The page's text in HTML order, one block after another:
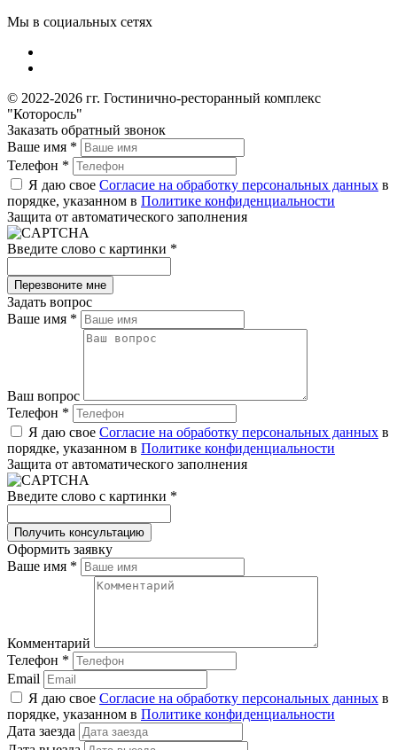
Мы в социальных сетях
© 2022-2026 гг. Гостинично-ресторанный комплекс
"Которосль"
Заказать обратный звонок
Ваше имя *
Телефон *
Я даю свое Согласие на обработку персональных данных в
порядке, указанном в Политике конфиденциальности
Защита от автоматического заполнения
Введите слово с картинки *
Задать вопрос
Ваше имя *
Ваш вопрос
Телефон *
Я даю свое Согласие на обработку персональных данных в
порядке, указанном в Политике конфиденциальности
Защита от автоматического заполнения
Введите слово с картинки *
Оформить заявку
Ваше имя *
Комментарий
Телефон *
Email
Я даю свое Согласие на обработку персональных данных в
порядке, указанном в Политике конфиденциальности
Дата заезда